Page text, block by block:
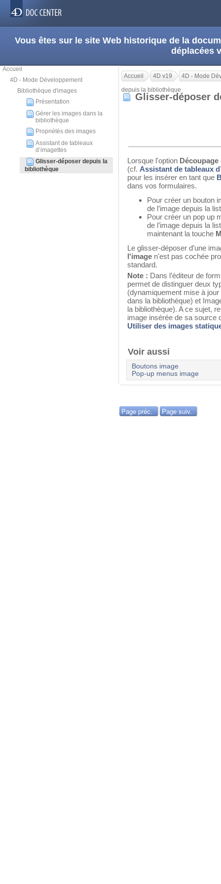
Vous êtes sur le site Web historique de la
déplacées
Accueil
4D - Mode Développement
Bibliothèque d'images
Présentation
Gérer les images dans la
bibliothèque
Propriétés des images
Assistant de tableaux
d’imagettes
Glisser-déposer depuis la
bibliothèque
Accueil 4D v19
4D - Mode
depuis la bibliothèque
Glisser-déposer
Lorsque l'option
(cf. Assistant de tableaux
pour les insérer en tant que
dans vos formulaires.
Pour créer un bouton
de l’image depuis la
Pour créer un pop up
de l’image depuis la
maintenant la touche
Le glisser-déposer d’une
l'image n'est pas cochée
standard.
Note : Dans l’éditeur de
permet de distinguer deux
(dynamiquement mise à
dans la bibliothèque) et
la bibliothèque). A ce sujet,
image insérée de sa source
Utiliser des images
Voir aussi
Boutons image
Pop-up menus image
Page préc. Page suiv.